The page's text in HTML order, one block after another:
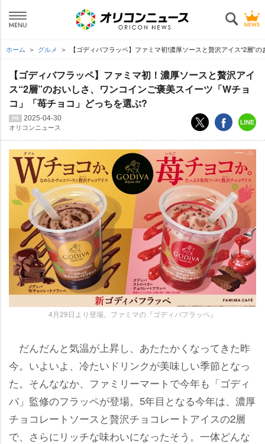
ホーム グルメ 【ゴディバフラッペ】ファミマ初!濃厚ソースと贅沢アイス“2層”
【ゴディバフラッペ】ファミマ初！濃厚ソースと贅沢アイ
ス“2層”のおいしさ、ワンコインご褒美スイーツ「Wチョ
コ」「苺チョコ」どっちを選ぶ?
2025-04-30
オリコンニュース
4月29日より登場。ファミマの『ゴディバフラッペ』
だんだんと気温が上昇し、あたたかくなってきた昨
今。いよいよ、冷たいドリンクが美味しい季節となっ
た。そんななか、ファミリーマートで今年も「ゴディ
バ」監修のフラッペが登場。5年目となる今年は、濃厚
チョコレートソースと贅沢チョコレートアイスの2層
で、さらにリッチな味わいになったそう。一体どんな